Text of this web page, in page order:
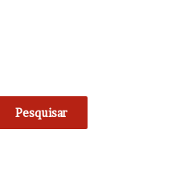
Pesquisar